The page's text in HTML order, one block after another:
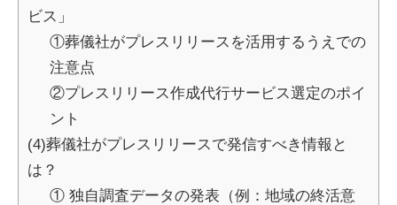
ビス」
①葬儀社がプレスリリースを活用するうえでの
注意点
②プレスリリース作成代行サービス選定のポイ
ント
(4)葬儀社がプレスリリースで発信すべき情報と
は？
① 独自調査データの発表（例：地域の終活意